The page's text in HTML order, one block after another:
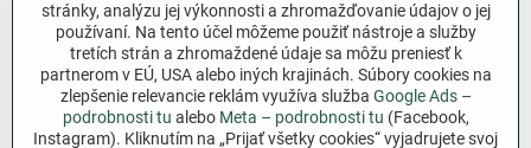
Ďakujeme za podporu
Sme slovenský e-shop bez dotácií​. Fungujeme len
vďaka vám – ľuďom, ktorí veria v poctivú prácu a
lásku k pôde​. Každý nákup na Jutro​.sk nám pomáha
stránky, analýzu jej výkonnosti a zhromažďovanie údajov o jej
používaní. Na tento účel môžeme použiť nástroje a služby
tretích strán a zhromaždené údaje sa môžu preniesť k
partnerom v EÚ, USA alebo iných krajinách. Súbory cookies na
zlepšenie relevancie reklám využíva služba Google Ads –
podrobnosti tu alebo Meta – podrobnosti tu (Facebook,
Instagram). Kliknutím na „Prijať všetky cookies“ vyjadrujete svoj